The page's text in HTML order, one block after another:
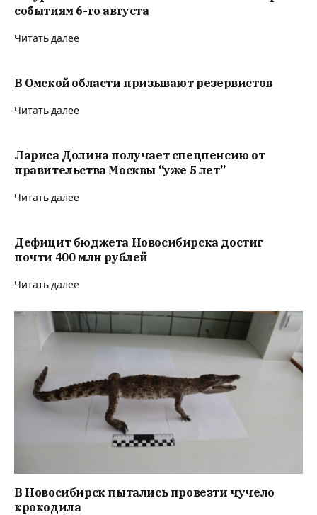
событиям 6-го августа
Читать далее
В Омской области призывают резервистов
Читать далее
Лариса Долина получает спецпенсию от
правительства Москвы “уже 5 лет”
Читать далее
Дефицит бюджета Новосибирска достиг
почти 400 млн рублей
Читать далее
В Новосибирск пытались провезти чучело
крокодила